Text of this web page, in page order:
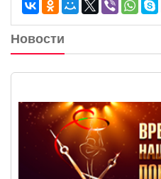
Новости